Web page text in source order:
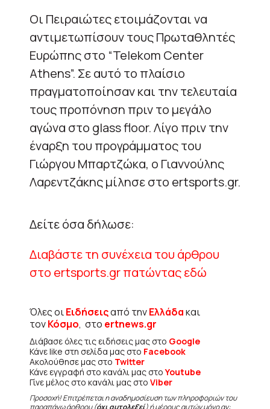
Οι Πειραιώτες ετοιμάζονται να
αντιμετωπίσουν τους Πρωταθλητές
Ευρώπης στο “Telekom Center
Athens”. Σε αυτό το πλαίσιο
πραγματοποίησαν και την τελευταία
τους προπόνηση πριν το μεγάλο
αγώνα στο glass floor. Λίγο πριν την
έναρξη του προγράμματος του
Γιώργου Μπαρτζώκα, ο Γιαννούλης
Λαρεντζάκης μίλησε στο ertsports.gr.
Δείτε όσα δήλωσε:
Διαβάστε τη συνέχεια του άρθρoυ
στο ertsports.gr πατώντας εδώ
Όλες οιΕιδήσειςαπό τηνΕλλάδακαι
τονΚόσμο, στο ertnews.gr
Διάβασε όλες τις ειδήσεις μας στο Google
Κάνε like στη σελίδα μας στο Facebook
Ακολούθησε μας στο Twitter
Κάνε εγγραφή στο κανάλι μας στοYoutube
Γίνε μέλος στο κανάλι μας στο Viber
Προσοχή! Επιτρέπεται η αναδημοσίευση των πληροφοριών του
παραπάνω άρθρου (όχι αυτολεξεί) ή μέρους αυτών μόνο αν: